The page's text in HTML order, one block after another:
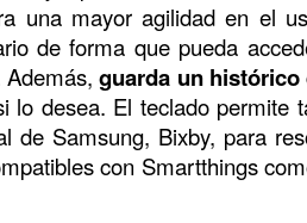
una mayor agilidad en el
de forma que pueda
guarda un histórico
lo desea. El teclado permite
de Samsung, Bixby, para
con Smartthings